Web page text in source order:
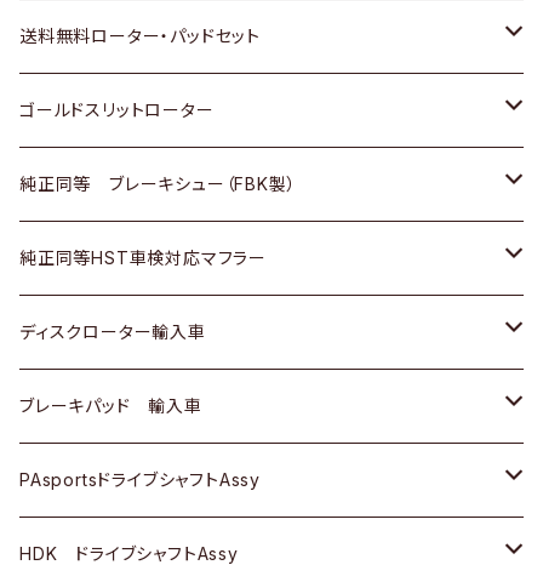
日野
三菱ふそう
ＢＭＷ
日野
三菱ふそう
三菱ふそう
その他
三菱
スバル
ダイハツ
マツダ
三菱
スバル
マツダ
三菱
日産
ダイハツ
マツダ
三菱
スバル
スズキ
日産
いすゞ
ダイハツ
マツダ
三菱
スバル
ＢＥＮＺ
ホンダ
スズキ
日産
ダイハツ
マツダ
三菱
スバル
トヨタ
ホンダ
日産
いすゞ
ダイハツ
マツダ
三菱
スバル
送料無料ローター・パッドセット
トヨタ
ホンダ
スズキ
日産
ダイハツ
マツダ
三菱
ゴールドスリットローター
トヨタ
ホンダ
スズキ
日産
ダイハツ
マツダ
純正同等 ブレーキシュー（FBK製）
ホンダ
スズキ
日産
ダイハツ
マツダ
純正同等HST車検対応マフラー
トヨタ
ホンダ
スズキ
日産
ディスクローター輸入車
ＡＵＤＩ
ＢＥＮＺ
ＢＭＷ
ブレーキパッド 輸入車
ＢＥＮＺ
ＢＭＷ
PAsportsドライブシャフトAssy
トヨタ
HDK ドライブシャフトAssy